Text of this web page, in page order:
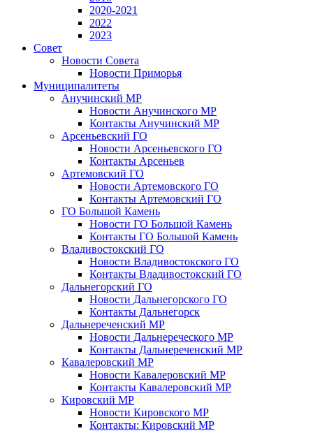
2020-2021
2022
2023
Совет
Новости Совета
Новости Приморья
Муниципалитеты
Анучинский МР
Новости Анучинского МР
Контакты Анучинский МР
Арсеньевский ГО
Новости Арсеньевского ГО
Контакты Арсеньев
Артемовский ГО
Новости Артемовского ГО
Контакты Артемовский ГО
ГО Большой Камень
Новости ГО Большой Камень
Контакты ГО Большой Камень
Владивостокский ГО
Новости Владивостокского ГО
Контакты Владивостокский ГО
Дальнегорский ГО
Новости Дальнегорского ГО
Контакты Дальнегорск
Дальнереченский МР
Новости Дальнереческого МР
Контакты Дальнереченский МР
Кавалеровский МР
Новости Кавалеровский МР
Контакты Кавалеровский МР
Кировский МР
Новости Кировского МР
Контакты: Кировский МР